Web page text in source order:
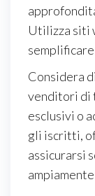
Utilizza siti
Considera
venditori di
esclusivi o
gli iscritti,
assicurarsi